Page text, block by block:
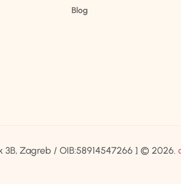
Blog
3B, Zagreb / OIB:58914547266 ] © 2026.